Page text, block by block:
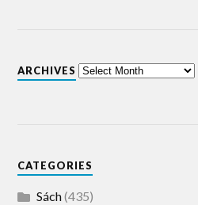
ARCHIVES
CATEGORIES
Sách(435)